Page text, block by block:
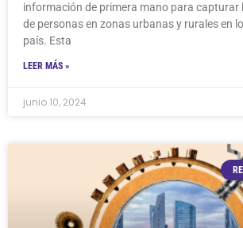
información de primera mano para capturar
de personas en zonas urbanas y rurales en
país. Esta
LEER MÁS »
junio 10, 2024